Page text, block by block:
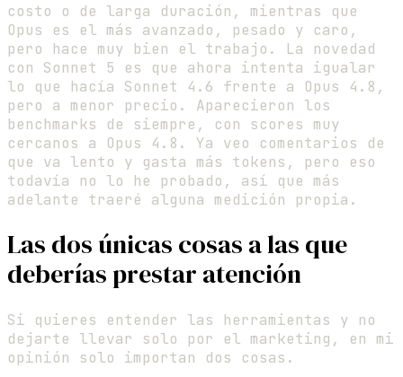
costo o de larga duración, mientras que
Opus es el más avanzado, pesado y caro,
pero hace muy bien el trabajo. La novedad
con Sonnet 5 es que ahora intenta igualar
lo que hacía Sonnet 4.6 frente a Opus 4.8,
pero a menor precio. Aparecieron los
benchmarks de siempre, con scores muy
cercanos a Opus 4.8. Ya veo comentarios de
que va lento y gasta más tokens, pero eso
todavía no lo he probado, así que más
adelante traeré alguna medición propia.
Las dos únicas cosas a las que
deberías prestar atención
Si quieres entender las herramientas y no
dejarte llevar solo por el marketing, en mi
opinión solo importan dos cosas.